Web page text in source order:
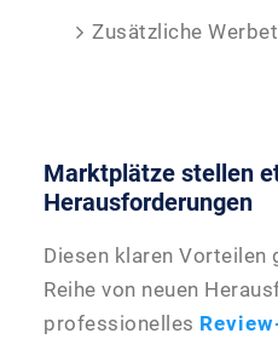
Zusätzliche
Marktplätze stellen
Herausforderungen
Diesen klaren Vorteilen
Reihe von neuen
professionelles